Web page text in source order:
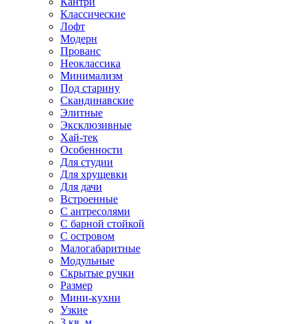
Классические
Лофт
Модерн
Прованс
Неоклассика
Минимализм
Под старину
Скандинавские
Элитные
Эксклюзивные
Хай-тек
Особенности
Для студии
Для хрущевки
Для дачи
Встроенные
С антресолями
С барной стойкой
С островом
Малогабаритные
Модульные
Скрытые ручки
Размер
Мини-кухни
Узкие